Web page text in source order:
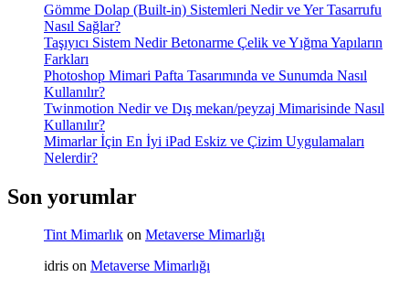
Gömme Dolap (Built-in) Sistemleri Nedir ve Yer Tasarrufu
Nasıl Sağlar?
Taşıyıcı Sistem Nedir Betonarme Çelik ve Yığma Yapıların
Farkları
Photoshop Mimari Pafta Tasarımında ve Sunumda Nasıl
Kullanılır?
Twinmotion Nedir ve Dış mekan/peyzaj Mimarisinde Nasıl
Kullanılır?
Mimarlar İçin En İyi iPad Eskiz ve Çizim Uygulamaları
Nelerdir?
Son yorumlar
Tint Mimarlık on Metaverse Mimarlığı
idris on Metaverse Mimarlığı